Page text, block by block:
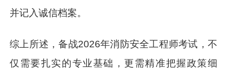
并记入诚信档案。
综上所述，备战2026年消防安全工程师考试，不
仅需要扎实的专业基础，更需精准把握政策细